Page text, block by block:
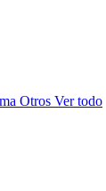
Otros Ver todo